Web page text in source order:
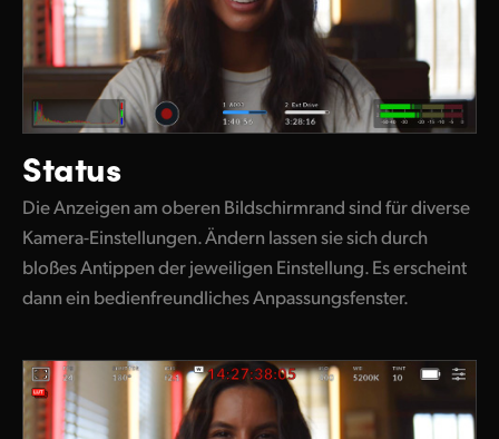
Status
Die Anzeigen am oberen Bildschirmrand sind für diverse
Kamera-Einstellungen. Ändern lassen sie sich durch
bloßes Antippen der jeweiligen Einstellung. Es erscheint
dann ein bedienfreundliches Anpassungsfenster.